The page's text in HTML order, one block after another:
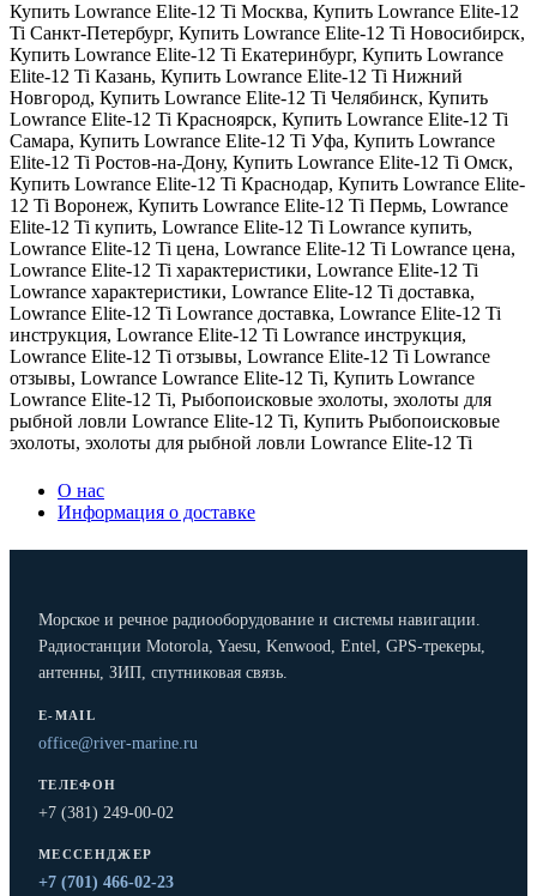
Купить Lowrance Elite-12 Ti Москва, Купить Lowrance Elite-12
Ti Санкт-Петербург, Купить Lowrance Elite-12 Ti Новосибирск,
Купить Lowrance Elite-12 Ti Екатеринбург, Купить Lowrance
Elite-12 Ti Казань, Купить Lowrance Elite-12 Ti Нижний
Новгород, Купить Lowrance Elite-12 Ti Челябинск, Купить
Lowrance Elite-12 Ti Красноярск, Купить Lowrance Elite-12 Ti
Самара, Купить Lowrance Elite-12 Ti Уфа, Купить Lowrance
Elite-12 Ti Ростов-на-Дону, Купить Lowrance Elite-12 Ti Омск,
Купить Lowrance Elite-12 Ti Краснодар, Купить Lowrance Elite-
12 Ti Воронеж, Купить Lowrance Elite-12 Ti Пермь, Lowrance
Elite-12 Ti купить, Lowrance Elite-12 Ti Lowrance купить,
Lowrance Elite-12 Ti цена, Lowrance Elite-12 Ti Lowrance цена,
Lowrance Elite-12 Ti характеристики, Lowrance Elite-12 Ti
Lowrance характеристики, Lowrance Elite-12 Ti доставка,
Lowrance Elite-12 Ti Lowrance доставка, Lowrance Elite-12 Ti
инструкция, Lowrance Elite-12 Ti Lowrance инструкция,
Lowrance Elite-12 Ti отзывы, Lowrance Elite-12 Ti Lowrance
отзывы, Lowrance Lowrance Elite-12 Ti, Купить Lowrance
Lowrance Elite-12 Ti, Рыбопоисковые эхолоты, эхолоты для
рыбной ловли Lowrance Elite-12 Ti, Купить Рыбопоисковые
эхолоты, эхолоты для рыбной ловли Lowrance Elite-12 Ti
О нас
Информация о доставке
Морское и речное радиооборудование и системы навигации.
Радиостанции Motorola, Yaesu, Kenwood, Entel, GPS-трекеры,
антенны, ЗИП, спутниковая связь.
E-MAIL
office@river-marine.ru
ТЕЛЕФОН
+7 (381) 249-00-02
МЕССЕНДЖЕР
+7 (701) 466-02-23